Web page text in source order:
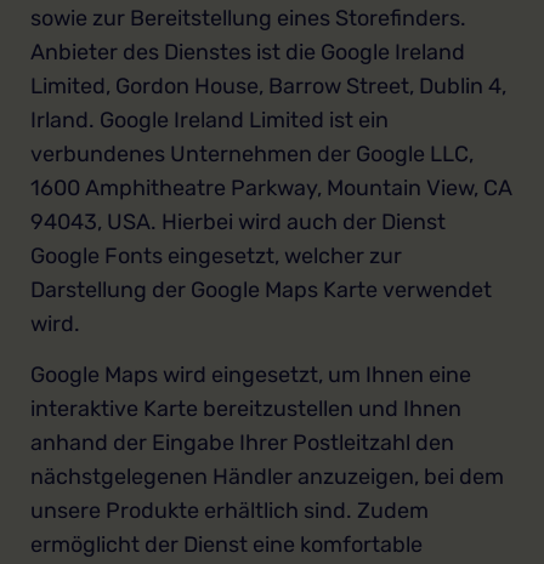
sowie zur Bereitstellung eines Storefinders.
Anbieter des Dienstes ist die Google Ireland
Limited, Gordon House, Barrow Street, Dublin 4,
Irland. Google Ireland Limited ist ein
verbundenes Unternehmen der Google LLC,
1600 Amphitheatre Parkway, Mountain View, CA
94043, USA. Hierbei wird auch der Dienst
Google Fonts eingesetzt, welcher zur
Darstellung der Google Maps Karte verwendet
wird.
Google Maps wird eingesetzt, um Ihnen eine
interaktive Karte bereitzustellen und Ihnen
anhand der Eingabe Ihrer Postleitzahl den
nächstgelegenen Händler anzuzeigen, bei dem
unsere Produkte erhältlich sind. Zudem
ermöglicht der Dienst eine komfortable